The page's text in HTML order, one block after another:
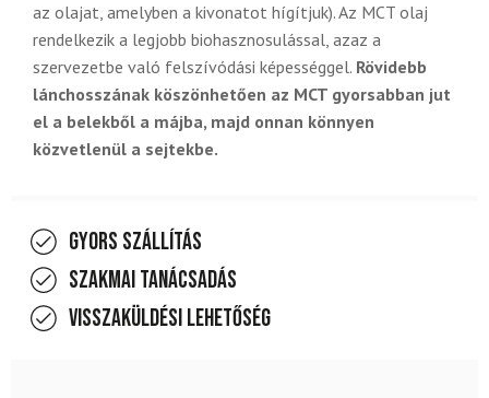
az olajat, amelyben a kivonatot hígítjuk). Az MCT olaj
rendelkezik a legjobb biohasznosulással, azaz a
szervezetbe való felszívódási képességgel. Rövidebb
lánchosszának köszönhetően az MCT gyorsabban jut
el a belekből a májba, majd onnan könnyen
közvetlenül a sejtekbe.
Gyors szállítás
Szakmai tanácsadás
Visszaküldési lehetőség